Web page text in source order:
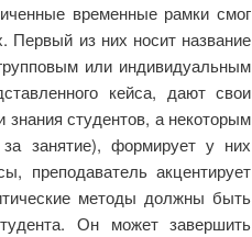
временные рамки смог
Первый из них носит название
или индивидуальным
кейса, дают свои
знания студентов, а некоторым
занятие), формирует у них
преподаватель акцентирует
методы должны быть
Он может завершить